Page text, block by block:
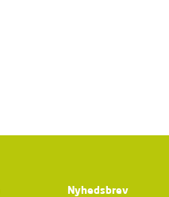
Nyhedsbrev